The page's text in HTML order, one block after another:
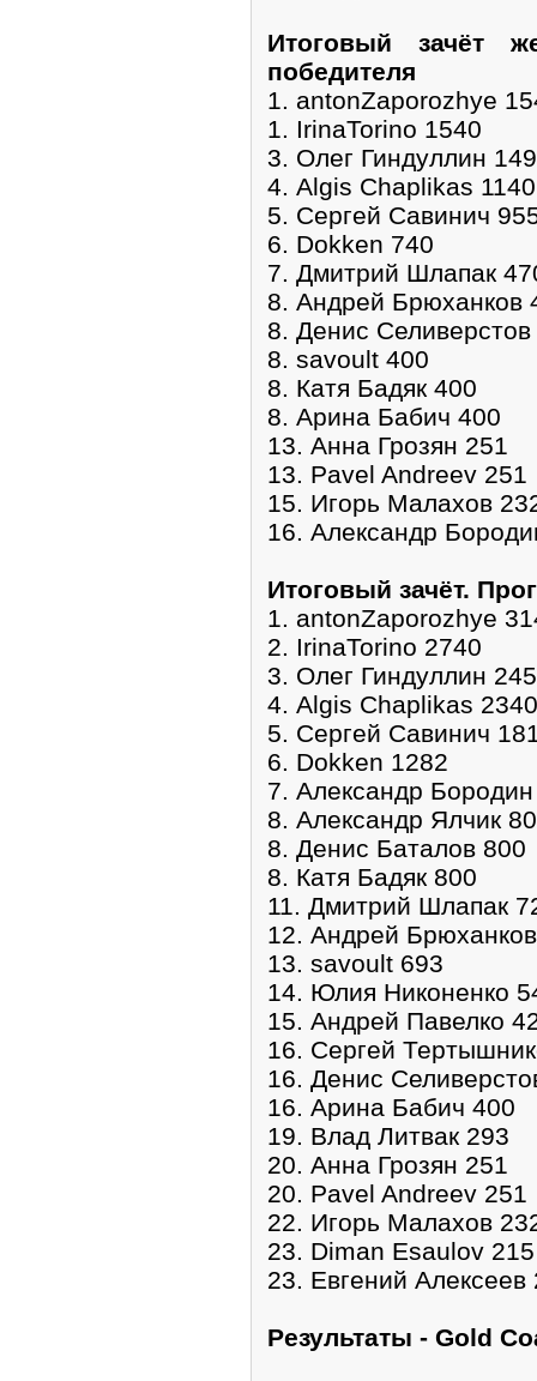
Итоговый зачёт
победителя
1. antonZaporozhye
1. IrinaTorino 1540
3. Олег Гиндуллин
4. Algis Chaplikas 1140
5. Сергей Савинич
6. Dokken 740
7. Дмитрий Шлапак
8. Андрей Брюханков
8. Денис
8. savoult 400
8. Катя Бадяк 400
8. Арина Бабич 400
13. Анна Грозян 251
13. Pavel Andreev 251
15. Игорь Малахов
16. Александр
Итоговый зачёт.
1. antonZaporozhye
2. IrinaTorino 2740
3. Олег Гиндуллин
4. Algis Chaplikas 2340
5. Сергей Савинич
6. Dokken 1282
7. Александр
8. Александр Ялчик
8. Денис Баталов 800
8. Катя Бадяк 800
11. Дмитрий Шлапак
12. Андрей
13. savoult 693
14. Юлия Никоненко
15. Андрей Павелко
16. Сергей
16. Денис
16. Арина Бабич 400
19. Влад Литвак 293
20. Анна Грозян 251
20. Pavel Andreev 251
22. Игорь Малахов
23. Diman Esaulov 215
23. Евгений Алексеев
Pезультаты - Gold